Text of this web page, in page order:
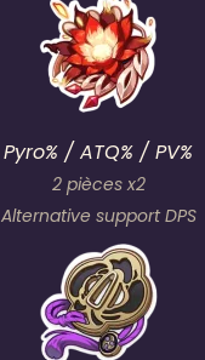
Pyro% / ATQ% / PV%
2 pièces x2
Alternative support DPS